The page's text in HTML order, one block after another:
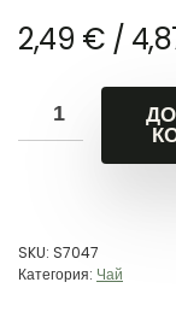
2,49 € /
SKU: S7047
Категория: Чай